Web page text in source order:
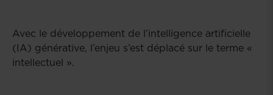
Avec le développement de l’intelligence artificielle
(IA) générative, l’enjeu s’est déplacé sur le terme «
intellectuel ».